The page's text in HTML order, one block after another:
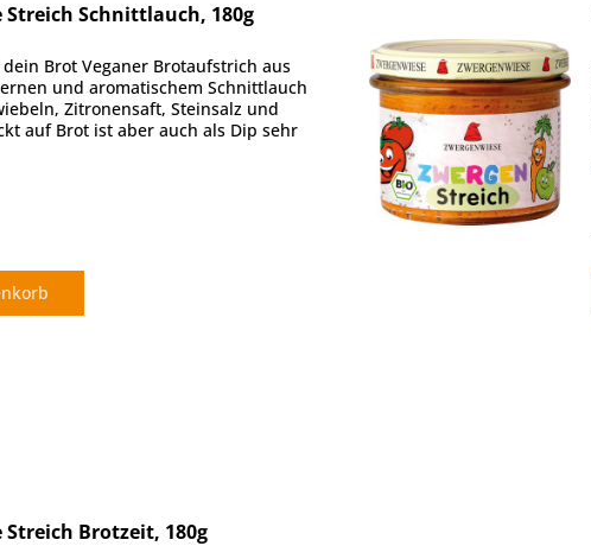
Streich Schnittlauch, 180g
Brot Veganer Brotaufstrich aus
und aromatischem Schnittlauch
Zitronensaft, Steinsalz und
auf Brot ist aber auch als Dip sehr
Streich Brotzeit, 180g